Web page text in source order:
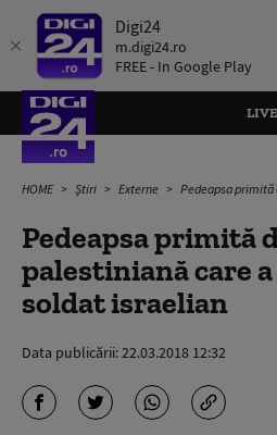
Digi24
m.digi24.ro
FREE - In Google Play
HOME Știri Externe Pedeapsa primită de
Pedeapsa primită
palestiniană care
soldat israelian
Data publicării:22.03.2018 12:32